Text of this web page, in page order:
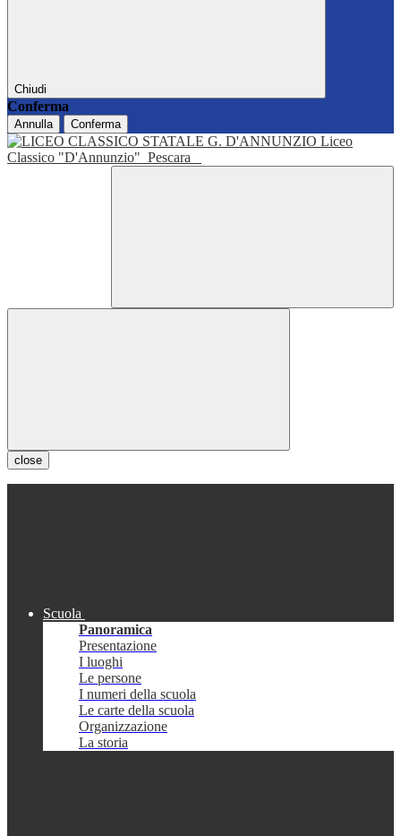
Chiudi
Conferma
Annulla Conferma
Liceo
Classico "D'Annunzio" Pescara
close
Scuola
Panoramica
Presentazione
I luoghi
Le persone
I numeri della scuola
Le carte della scuola
Organizzazione
La storia